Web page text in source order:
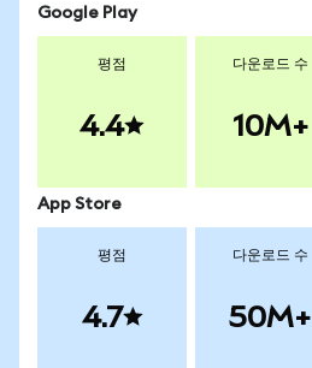
Google Play
평점
4.4
다운로드 수
10M+
App Store
평점
4.7
다운로드 수
50M+